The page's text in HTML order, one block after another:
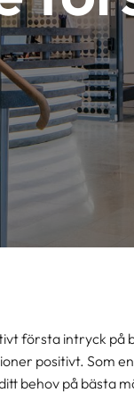
första intryck
positivt. Som
behov på bästa